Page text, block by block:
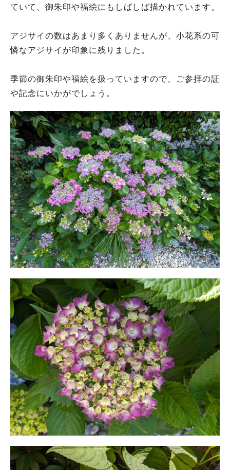
ていて、御朱印や福絵にもしばしば描かれています。
アジサイの数はあまり多くありませんが、小花系の可
憐なアジサイが印象に残りました。
季節の御朱印や福絵を扱っていますので、ご参拝の証
や記念にいかがでしょう。